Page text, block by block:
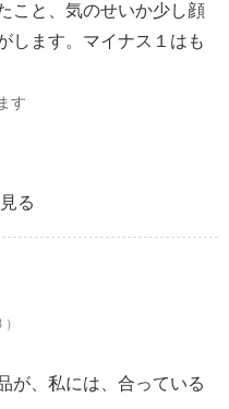
こと、気のせいか少し顔
します。マイナス１はも
す
る
が、私には、合っている